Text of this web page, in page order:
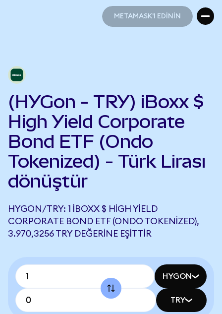
METAMASK'I EDİNİN
(HYGon - TRY) iBoxx $
High Yield Corporate
Bond ETF (Ondo
Tokenized) - Türk Lirası
dönüştür
HYGON/TRY: 1 IBOXX $ HIGH YIELD
CORPORATE BOND ETF (ONDO TOKENIZED),
3.970,3256 TRY DEĞERINE EŞITTIR
HYGON
TRY